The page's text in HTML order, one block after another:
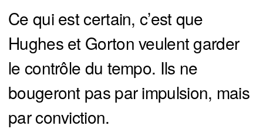
Ce qui est certain, c’est que
Hughes et Gorton veulent garder
le contrôle du tempo. Ils ne
bougeront pas par impulsion, mais
par conviction.